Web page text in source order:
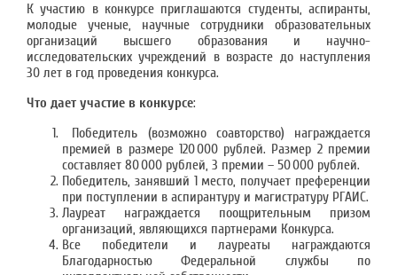
К участию в конкурсе приглашаются студенты, аспиранты,
молодые ученые, научные сотрудники образовательных
организаций высшего образования и научно-
исследовательских учреждений в возрасте до наступления
30 лет в год проведения конкурса.
Что дает участие в конкурсе:
Победитель (возможно соавторство) награждается
премией в размере 120 000 рублей. Размер 2 премии
составляет 80 000 рублей, 3 премии – 50 000 рублей.
Победитель, занявший 1 место, получает преференции
при поступлении в аспирантуру и магистратуру РГАИС.
Лауреат награждается поощрительным призом
организаций, являющихся партнерами Конкурса.
Все победители и лауреаты награждаются
Благодарностью Федеральной службы по